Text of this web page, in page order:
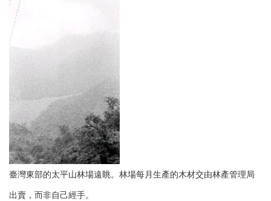
臺灣東部的太平山林場遠眺。林場每月生產的木材交由林產管理局
出賣，而非自己經手。